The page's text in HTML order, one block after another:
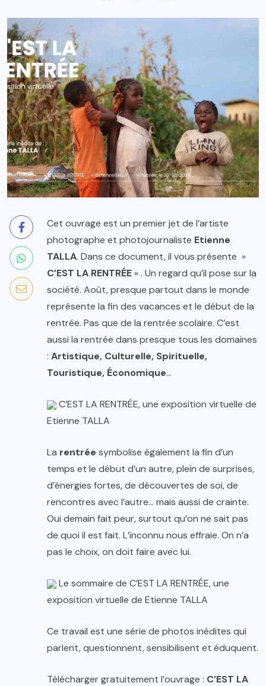
Cet ouvrage est un premier jet de l’artiste
photographe et photojournaliste Etienne
TALLA. Dans ce document, il vous présente »
C’EST LA RENTRÉE« . Un regard qu’il pose sur la
société. Août, presque partout dans le monde
représente la fin des vacances et le début de la
rentrée. Pas que de la rentrée scolaire. C’est
aussi la rentrée dans presque tous les domaines
: Artistique, Culturelle, Spirituelle,
Touristique, Économique…
C’EST LA RENTRÉE, une exposition virtuelle de
Etienne TALLA
La rentrée symbolise également la fin d’un
temps et le début d’un autre, plein de surprises,
d’énergies fortes, de découvertes de soi, de
rencontres avec l’autre… mais aussi de crainte.
Oui demain fait peur, surtout qu’on ne sait pas
de quoi il est fait. L’inconnu nous effraie. On n’a
pas le choix, on doit faire avec lui.
Le sommaire de C’EST LA RENTRÉE, une
exposition virtuelle de Etienne TALLA
Ce travail est une série de photos inédites qui
parlent, questionnent, sensibilisent et éduquent.
Télécharger gratuitement l’ouvrage : C’EST LA